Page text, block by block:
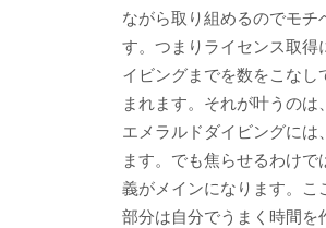
ながら取り組めるのでモ
す。つまりライセンス取
イビングまでを数をこな
まれます。それが叶うの
エメラルドダイビングに
ます。でも焦らせるわけ
義がメインになります。
部分は自分でうまく時間を